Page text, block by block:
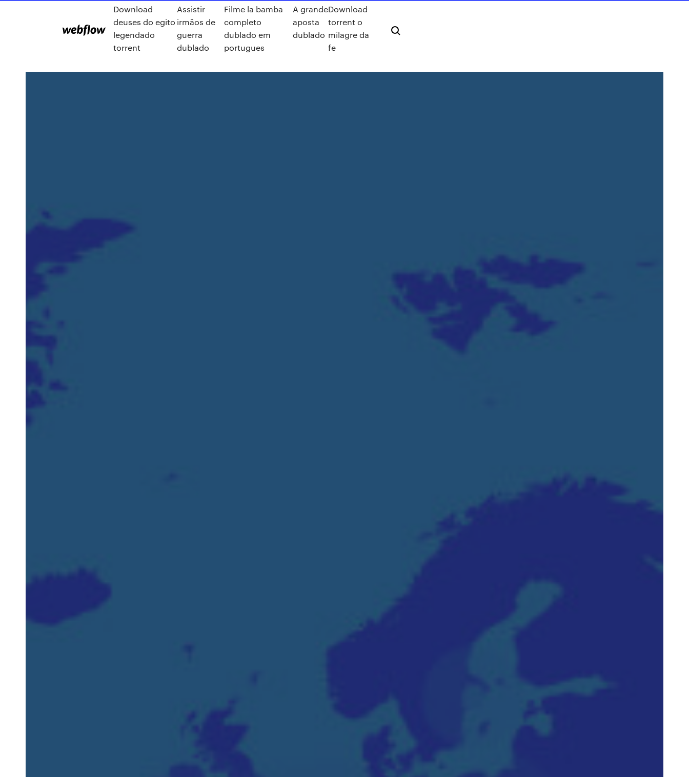
Download
deuses do egito
legendado
torrent
Assistir
irmãos de
guerra
dublado
Filme la bamba
completo
dublado em
portugues
A grande
aposta
dublado
Download
torrent o
milagre da
fe